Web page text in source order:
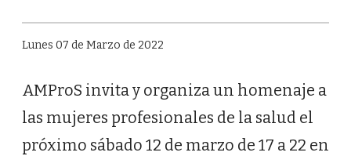
Lunes 07 de Marzo de 2022
AMProS invita y organiza un homenaje a
las mujeres profesionales de la salud el
próximo sábado 12 de marzo de 17 a 22 en